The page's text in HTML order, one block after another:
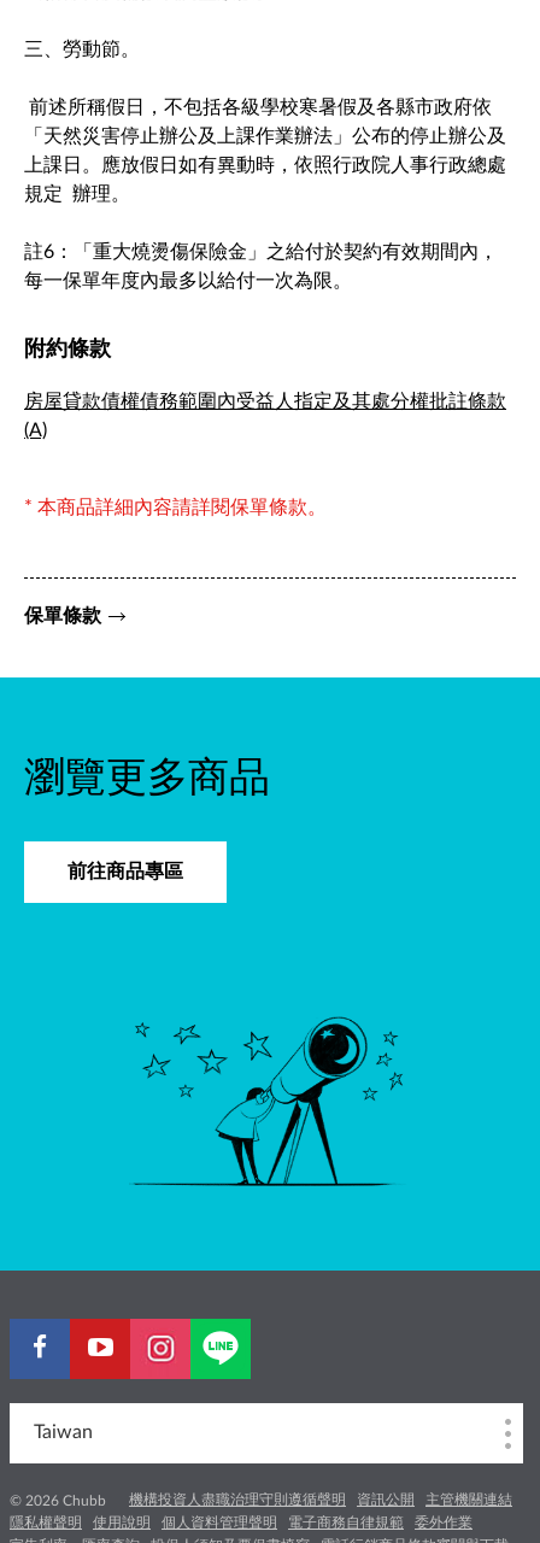
三、勞動節。
前述所稱假日，不包括各級學校寒暑假及各縣市政府依
「天然災害停止辦公及上課作業辦法」公布的停止辦公及
上課日。應放假日如有異動時，依照行政院人事行政總處
規定 辦理。
註6：「重大燒燙傷保險金」之給付於契約有效期間內，
每一保單年度內最多以給付一次為限。
附約條款
房屋貸款債權債務範圍內受益人指定及其處分權批註條款
(A)
* 本商品詳細內容請詳閱保單條款。
保單條款
瀏覽更多商品
前往商品專區
Taiwan
© 2026 Chubb 機構投資人盡職治理守則遵循聲明 資訊公開
主管機關連結
隱私權聲明
使用說明 個人資料管理聲明 電子商務自律規範
委外作業